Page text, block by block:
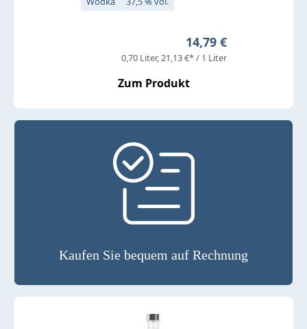
Regulärer Preis:
14,79 €
0,70 Liter 21,13 €* / 1 Liter
Zum Produkt
Kaufen Sie bequem auf Rechnung